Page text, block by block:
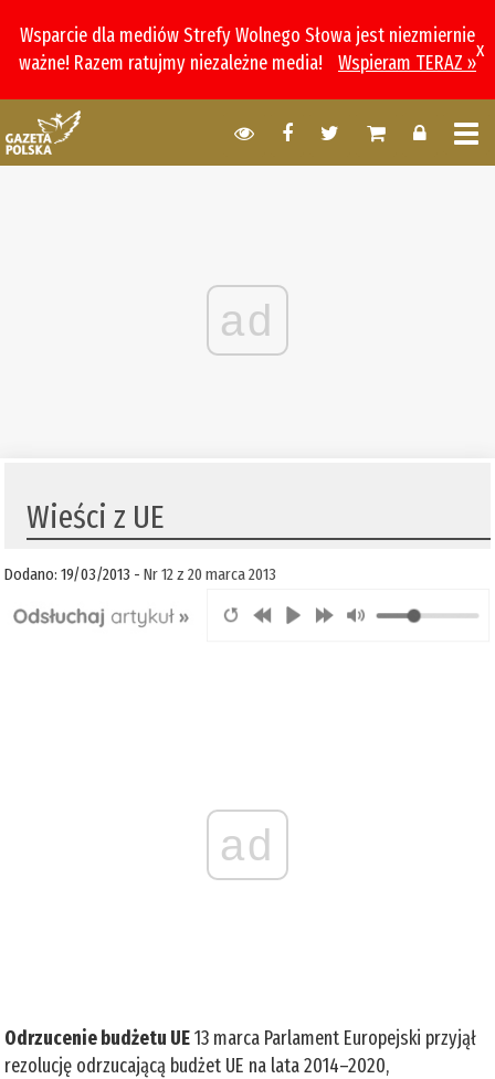
Wsparcie dla mediów Strefy Wolnego Słowa jest niezmiernie
ważne! Razem ratujmy niezależne media!
Wspieram TERAZ »
x
ad
Wieści z UE
Dodano: 19/03/2013 -Nr 12 z 20 marca 2013
ad
Odrzucenie budżetu UE13 marca Parlament Europejski przyjął
rezolucję odrzucającą budżet UE na lata 2014–2020,